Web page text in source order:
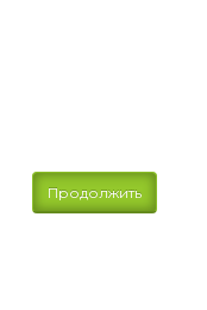
Продолжить